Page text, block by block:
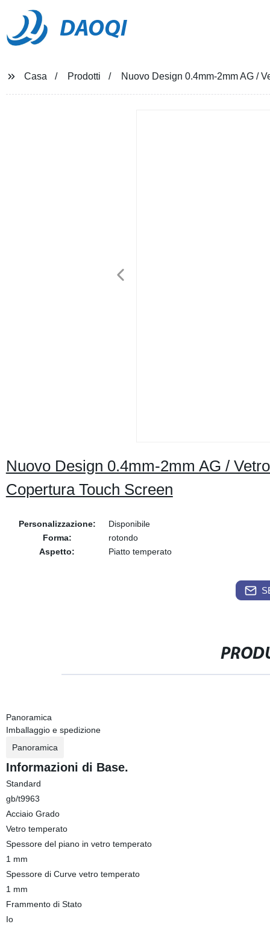
DAOQI
Casa Prodotti Nuovo Design 0.4mm-2mm AG /
Nuovo Design 0.4mm-2mm AG /
Copertura Touch Screen
Personalizzazione:
Disponibile
Forma:
rotondo
Aspetto:
Piatto temperato
Panoramica
Imballaggio e spedizione
Panoramica
Informazioni di Base.
Standard
gb/t9963
Acciaio Grado
Vetro temperato
Spessore del piano in vetro temperato
1 mm
Spessore di Curve vetro temperato
1 mm
Frammento di Stato
Io